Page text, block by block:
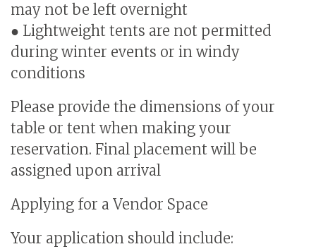
may not be left overnight
● Lightweight tents are not permitted
during winter events or in windy
conditions
Please provide the dimensions of your
table or tent when making your
reservation. Final placement will be
assigned upon arrival
Applying for a Vendor Space
Your application should include: